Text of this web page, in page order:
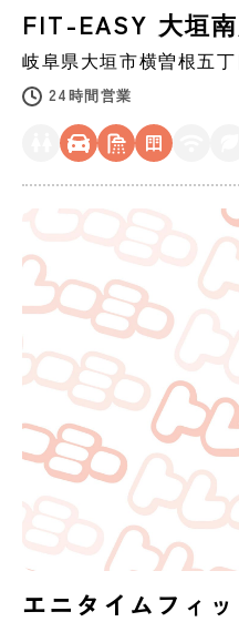
FIT-EASY 大垣
岐阜県大垣市横曽根五丁
24時間営業
エニタイムフィ